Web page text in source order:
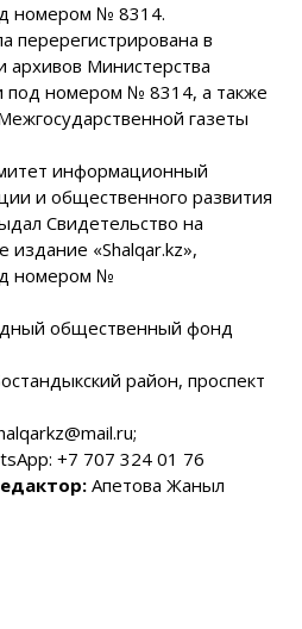
номером № 8314.
перерегистрирована в
Министерства
под номером № 8314, а также
газеты
информационный
и общественного развития
Свидетельство на
«Shalqar.kz»,
номером №
общественный фонд
район, проспект
+7 707 324 01 76
Апетова Жаныл